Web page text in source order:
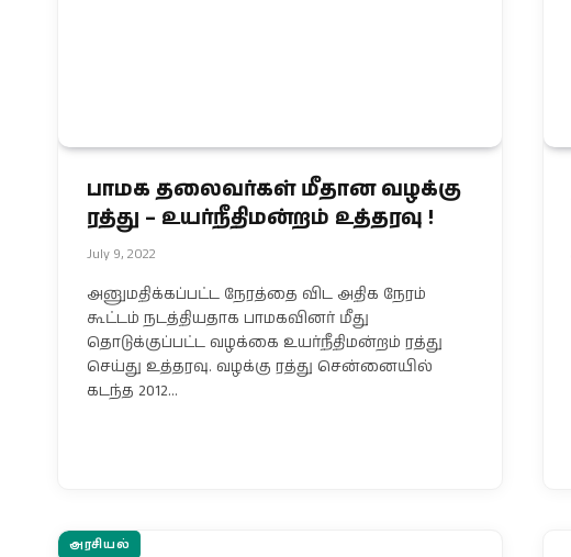
பாமக தலைவர்கள் மீதான வழக்கு
ரத்து – உயர்நீதிமன்றம் உத்தரவு !
July 9, 2022
அனுமதிக்கப்பட்ட நேரத்தை விட அதிக நேரம்
கூட்டம் நடத்தியதாக பாமகவினர் மீது
தொடுக்குப்பட்ட வழக்கை உயர்நீதிமன்றம் ரத்து
செய்து உத்தரவு. வழக்கு ரத்து சென்னையில்
கடந்த 2012…
அரசியல்